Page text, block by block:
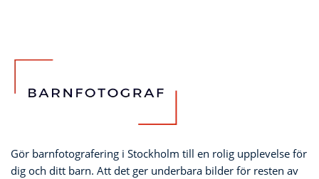
Gör barnfotografering i Stockholm till en rolig upplevelse för
dig och ditt barn. Att det ger underbara bilder för resten av